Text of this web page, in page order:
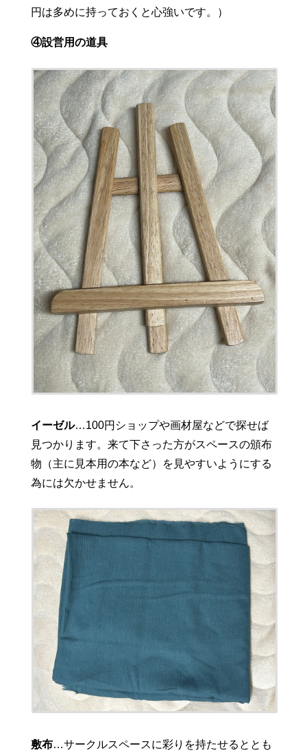
円は多めに持っておくと心強いです。）
④設営用の道具
イーゼル…100円ショップや画材屋などで探せば
見つかります。来て下さった方がスペースの頒布
物（主に見本用の本など）を見やすいようにする
為には欠かせません。
敷布…サークルスペースに彩りを持たせるととも